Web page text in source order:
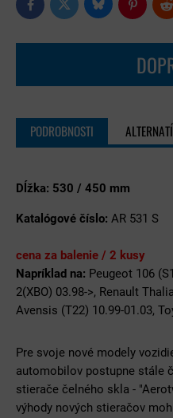
FacebookTwitter BlueskyPinterest
PODROBNOSTI
Dĺžka: 530 / 450 mm
Katalógové číslo: AR 531 S
cena za balenie / 2 kusy
Napríklad na: Peugeot 106
2(XBO) 03.98->, Renault
Avensis (T22) 10.99-01.03,
Pre svoje nové modely
automobilov postupne stále
stierače čelného skla -
výhody nových stieračov